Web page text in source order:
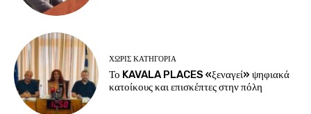
ΧΩΡΊΣ ΚΑΤΗΓΟΡΊΑ
Το KAVALA PLACES «ξεναγεί» ψηφιακά
κατοίκους και επισκέπτες στην πόλη